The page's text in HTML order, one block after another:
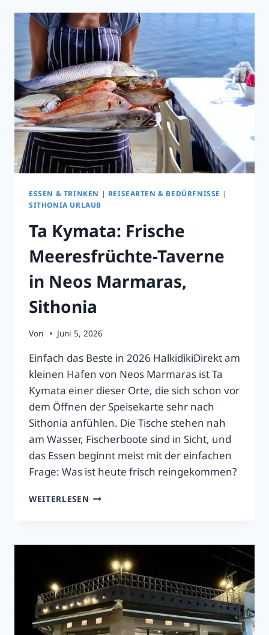
ESSEN & TRINKEN | REISEARTEN & BEDÜRFNISSE |
SITHONIA URLAUB
Ta Kymata: Frische
Meeresfrüchte-Taverne
in Neos Marmaras,
Sithonia
Von Juni 5, 2026
Einfach das Beste in 2026 HalkidikiDirekt am
kleinen Hafen von Neos Marmaras ist Ta
Kymata einer dieser Orte, die sich schon vor
dem Öffnen der Speisekarte sehr nach
Sithonia anfühlen. Die Tische stehen nah
am Wasser, Fischerboote sind in Sicht, und
das Essen beginnt meist mit der einfachen
Frage: Was ist heute frisch reingekommen?
WEITERLESEN TA
TAVERNE
NEOS
MARMARAS,
SITHONIA